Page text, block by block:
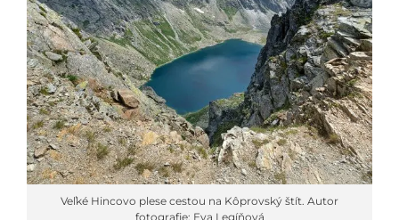
Veľké Hincovo plese cestou na Kôprovský štít. Autor
fotografie: Eva Legíňová